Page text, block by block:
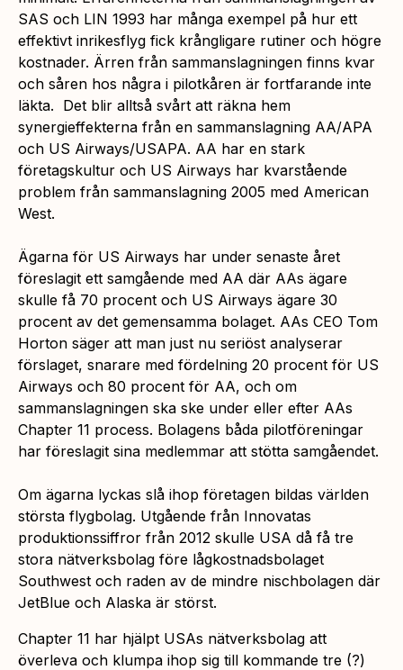
SAS och LIN 1993 har många exempel på hur ett
effektivt inrikesflyg fick krångligare rutiner och högre
kostnader. Ärren från sammanslagningen finns kvar
och såren hos några i pilotkåren är fortfarande inte
läkta. Det blir alltså svårt att räkna hem
synergieffekterna från en sammanslagning AA/APA
och US Airways/USAPA. AA har en stark
företagskultur och US Airways har kvarstående
problem från sammanslagning 2005 med American
West.
Ägarna för US Airways har under senaste året
föreslagit ett samgående med AA där AAs ägare
skulle få 70 procent och US Airways ägare 30
procent av det gemensamma bolaget. AAs CEO Tom
Horton säger att man just nu seriöst analyserar
förslaget, snarare med fördelning 20 procent för US
Airways och 80 procent för AA, och om
sammanslagningen ska ske under eller efter AAs
Chapter 11 process. Bolagens båda pilotföreningar
har föreslagit sina medlemmar att stötta samgåendet.
Om ägarna lyckas slå ihop företagen bildas världen
största flygbolag. Utgående från Innovatas
produktionssiffror från 2012 skulle USA då få tre
stora nätverksbolag före lågkostnadsbolaget
Southwest och raden av de mindre nischbolagen där
JetBlue och Alaska är störst.
Chapter 11 har hjälpt USAs nätverksbolag att
överleva och klumpa ihop sig till kommande tre (?)